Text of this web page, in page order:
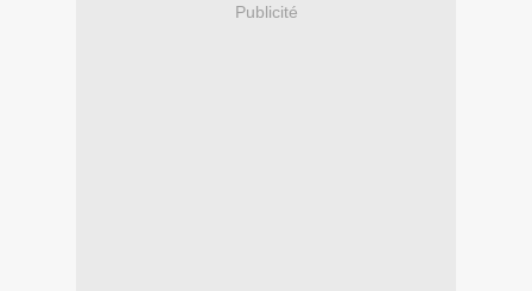
Publicité